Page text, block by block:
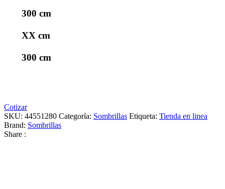
300 cm
XX cm
300 cm
Cotizar
SKU: 44551280 Categoría: Sombrillas Etiqueta: Tienda en linea
Brand: Sombrillas
Share :